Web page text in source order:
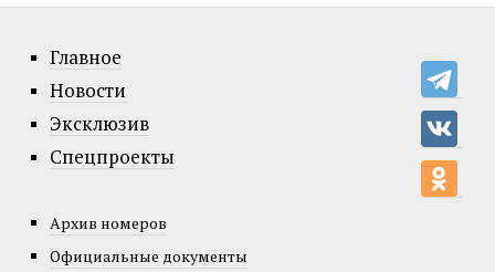
Главное
Новости
Эксклюзив
Спецпроекты
Архив номеров
Официальные документы